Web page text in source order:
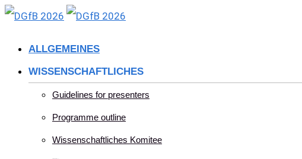
Skip
ALLGEMEINES
WISSENSCHAFTLICHES
Guidelines for presenters
Programme outline
Wissenschaftliches Komitee